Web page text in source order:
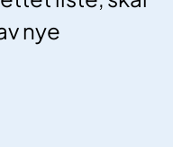
nye